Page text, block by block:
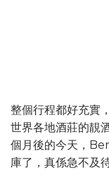
整個行程都好充實
世界各地酒莊的靚
個月後的今天，
庫了，真係急不及